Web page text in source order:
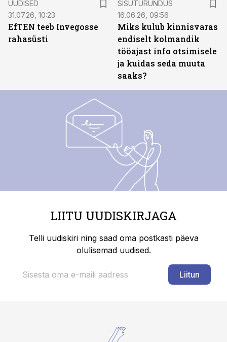
UUDISED
31.07.26, 10:23
EfTEN teeb Invegosse
rahasüsti
SISUTURUNDUS
16.06.26, 09:56
Miks kulub kinnisvaras
endiselt kolmandik
tööajast info otsimisele
ja kuidas seda muuta
saaks?
LIITU UUDISKIRJAGA
Telli uudiskiri ning saad oma postkasti päeva
olulisemad uudised.
Liitun